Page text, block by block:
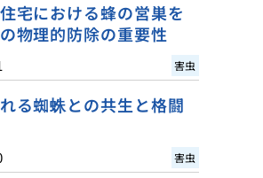
宅における蜂の営巣を
物理的防除の重要性
害虫
る蜘蛛との共生と格闘
害虫